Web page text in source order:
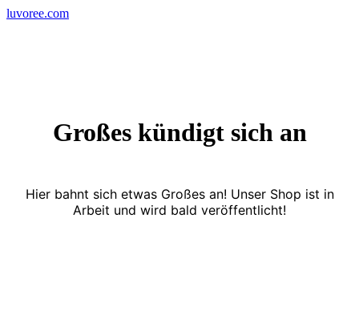
Skip
luvoree.com
Großes kündigt sich an
Hier bahnt sich etwas Großes an! Unser Shop ist in
Arbeit und wird bald veröffentlicht!